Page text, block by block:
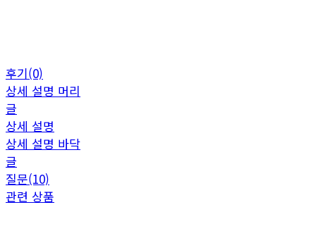
후기(0)
상세 설명 머리
글
상세 설명
상세 설명 바닥
글
질문(10)
관련 상품